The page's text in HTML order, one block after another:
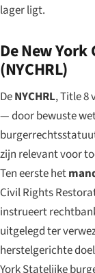
lager ligt.
De New
(NYCHRL)
DeNYCHRL, Title 8
— door bewuste
zijn relevant voor
Ten eerste het
Civil Rights
instrueert
uitgelegd ter
herstelgerichte
York Statelijke